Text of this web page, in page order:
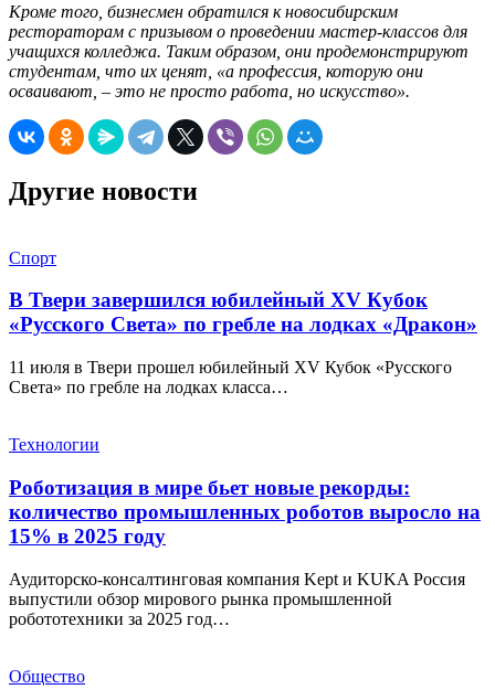
Кроме того, бизнесмен обратился к новосибирским
рестораторам с призывом о проведении мастер-классов для
учащихся колледжа. Таким образом, они продемонстрируют
студентам, что их ценят, «а профессия, которую они
осваивают, – это не просто работа, но искусство».
Другие новости
Спорт
В Твери завершился юбилейный XV Кубок
«Русского Света» по гребле на лодках «Дракон»
11 июля в Твери прошел юбилейный XV Кубок «Русского
Света» по гребле на лодках класса…
Технологии
Роботизация в мире бьет новые рекорды:
количество промышленных роботов выросло на
15% в 2025 году
Аудиторско-консалтинговая компания Kept и KUKA Россия
выпустили обзор мирового рынка промышленной
робототехники за 2025 год…
Общество